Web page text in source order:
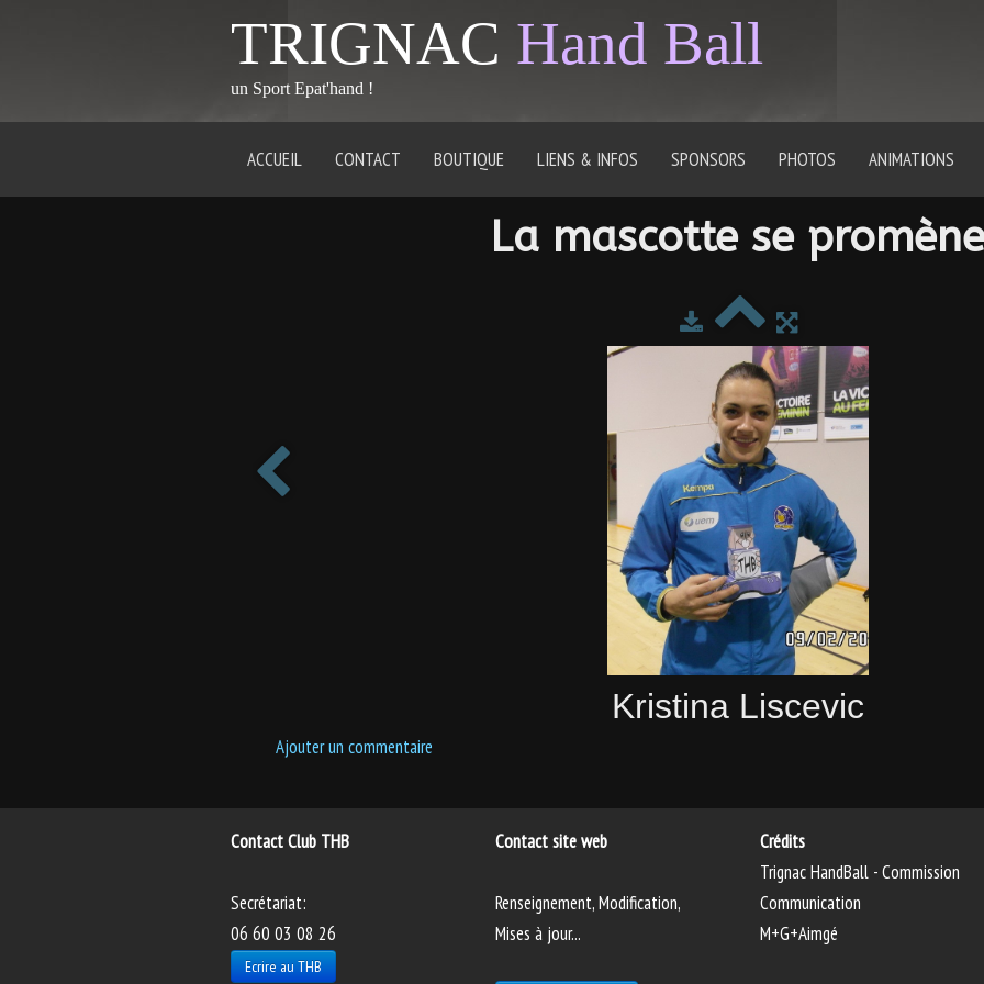
TRIGNAC Hand Ball
un Sport Epat'hand !
ACCUEIL CONTACT BOUTIQUE LIENS & INFOS SPONSORS PHOTOS ANIMATIONS
La mascotte se promène
Kristina Liscevic
Ajouter un commentaire
Contact Club THB
Secrétariat:
06 60 03 08 26
Ecrire au THB
Contact site web
Renseignement, Modification,
Mises à jour...
Crédits
Trignac HandBall - Commission
Communication
M+G+Aimgé